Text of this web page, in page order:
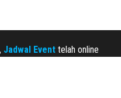
Jadwal Event telah online